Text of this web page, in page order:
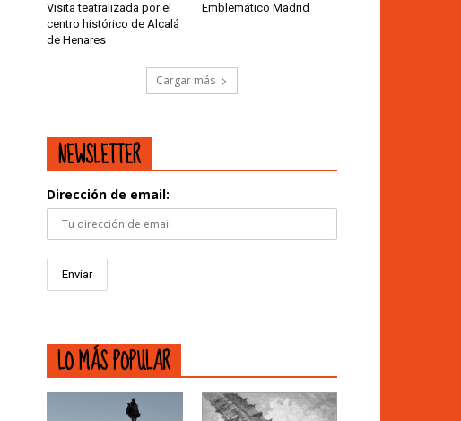
Visita teatralizada por el
centro histórico de Alcalá
de Henares
Emblemático Madrid
Cargar más
NEWSLETTER
Dirección de email:
LO MÁS POPULAR